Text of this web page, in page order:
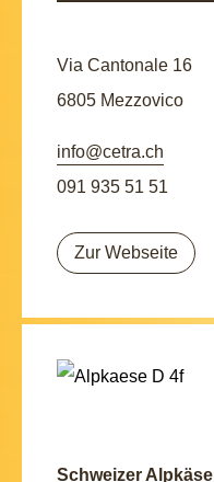
Via Cantonale 16
6805 Mezzovico
info@cetra.ch
091 935 51 51
Zur Webseite
Schweizer Alpkäse